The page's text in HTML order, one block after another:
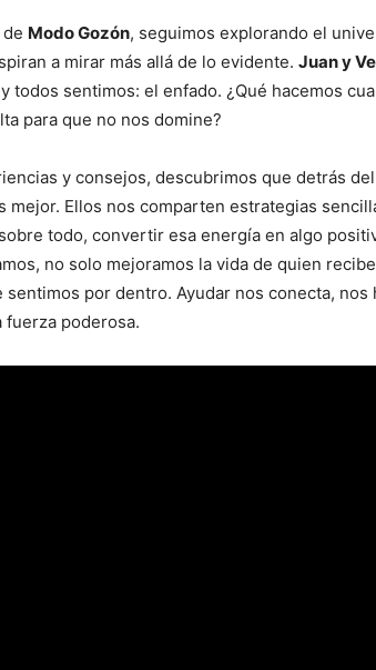
Modo Gozón, seguimos explorando el
a mirar más allá de lo evidente. Juan y
todos sentimos: el enfado. ¿Qué hacemos
para que no nos domine?
y consejos, descubrimos que detrás
mejor. Ellos nos comparten estrategias
todo, convertir esa energía en algo
no solo mejoramos la vida de quien
por dentro. Ayudar nos conecta,
fuerza poderosa.